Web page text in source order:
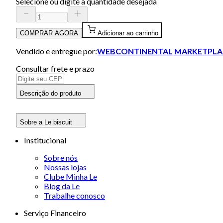
COMPRAR AGORA Adicionar ao carrinho
Vendido e entregue por:WEBCONTINENTAL
Consultar frete e prazo
Descrição do produto
Sobre a Le biscuit
Institucional
Sobre nós
Nossas lojas
Clube Minha Le
Blog da Le
Trabalhe conosco
Serviço Financeiro